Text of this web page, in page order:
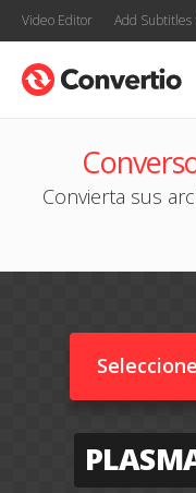
Video Editor Add Subtitles
Convierta sus